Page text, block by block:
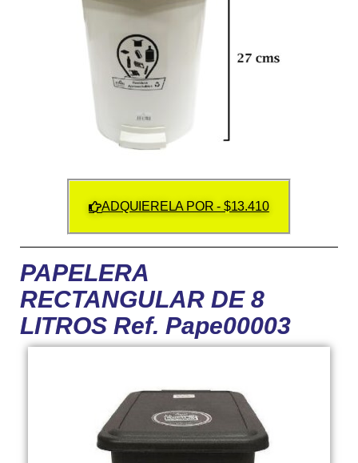
ADQUIERELA POR - $13.410
PAPELERA
RECTANGULAR DE 8
LITROS Ref. Pape00003